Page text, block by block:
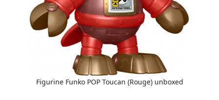
Figurine Funko POP Toucan (Rouge) unboxed